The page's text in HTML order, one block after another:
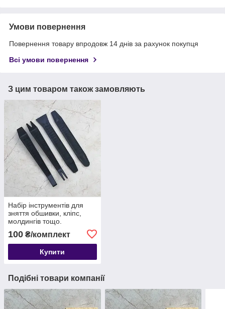
Умови повернення
Повернення товару впродовж 14 днів за рахунок покупця
Всі умови повернення
З цим товаром також замовляють
Набір інструментів для
зняття обшивки, кліпс,
молдингів тощо.
автомобіля з антиковзною
поверхнею, 4 шт
100 ₴/комплект
Купити
Подібні товари компанії